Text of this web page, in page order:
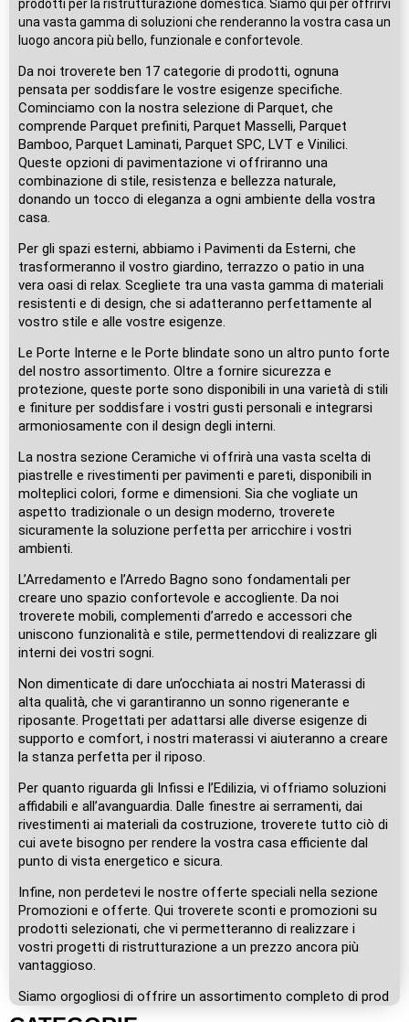
prodotti per la ristrutturazione domestica. Siamo qui per offrirvi
una vasta gamma di soluzioni che renderanno la vostra casa un
luogo ancora più bello, funzionale e confortevole.
Da noi troverete ben 17 categorie di prodotti, ognuna
pensata per soddisfare le vostre esigenze specifiche.
Cominciamo con la nostra selezione di Parquet, che
comprende Parquet prefiniti, Parquet Masselli, Parquet
Bamboo, Parquet Laminati, Parquet SPC, LVT e Vinilici.
Queste opzioni di pavimentazione vi offriranno una
combinazione di stile, resistenza e bellezza naturale,
donando un tocco di eleganza a ogni ambiente della vostra
casa.
Per gli spazi esterni, abbiamo i Pavimenti da Esterni, che
trasformeranno il vostro giardino, terrazzo o patio in una
vera oasi di relax. Scegliete tra una vasta gamma di materiali
resistenti e di design, che si adatteranno perfettamente al
vostro stile e alle vostre esigenze.
Le Porte Interne e le Porte blindate sono un altro punto forte
del nostro assortimento. Oltre a fornire sicurezza e
protezione, queste porte sono disponibili in una varietà di stili
e finiture per soddisfare i vostri gusti personali e integrarsi
armoniosamente con il design degli interni.
La nostra sezione Ceramiche vi offrirà una vasta scelta di
piastrelle e rivestimenti per pavimenti e pareti, disponibili in
molteplici colori, forme e dimensioni. Sia che vogliate un
aspetto tradizionale o un design moderno, troverete
sicuramente la soluzione perfetta per arricchire i vostri
ambienti.
L’Arredamento e l’Arredo Bagno sono fondamentali per
creare uno spazio confortevole e accogliente. Da noi
troverete mobili, complementi d’arredo e accessori che
uniscono funzionalità e stile, permettendovi di realizzare gli
interni dei vostri sogni.
Non dimenticate di dare un’occhiata ai nostri Materassi di
alta qualità, che vi garantiranno un sonno rigenerante e
riposante. Progettati per adattarsi alle diverse esigenze di
supporto e comfort, i nostri materassi vi aiuteranno a creare
la stanza perfetta per il riposo.
Per quanto riguarda gli Infissi e l’Edilizia, vi offriamo soluzioni
affidabili e all’avanguardia. Dalle finestre ai serramenti, dai
rivestimenti ai materiali da costruzione, troverete tutto ciò di
cui avete bisogno per rendere la vostra casa efficiente dal
punto di vista energetico e sicura.
Infine, non perdetevi le nostre offerte speciali nella sezione
Promozioni e offerte. Qui troverete sconti e promozioni su
prodotti selezionati, che vi permetteranno di realizzare i
vostri progetti di ristrutturazione a un prezzo ancora più
vantaggioso.
Siamo orgogliosi di offrire un assortimento completo di prod